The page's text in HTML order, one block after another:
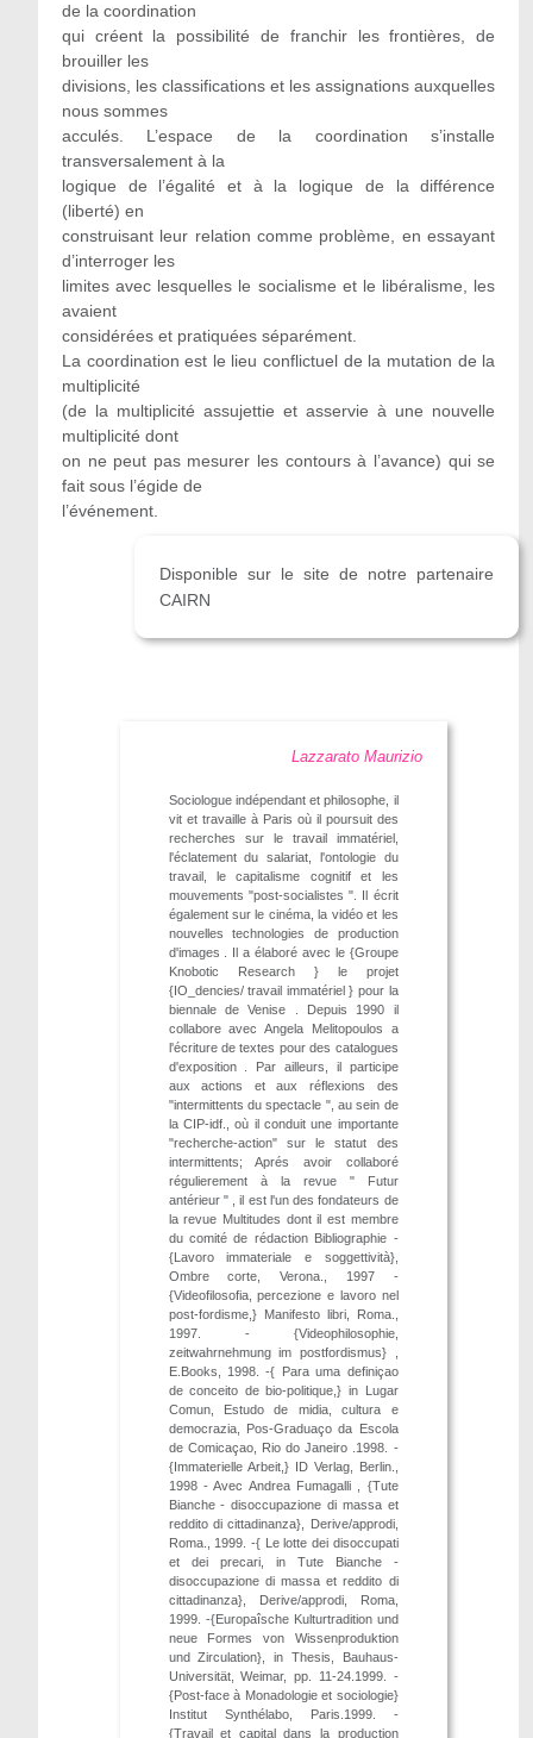
de la coordination
qui créent la possibilité de franchir les frontières, de
brouiller les
divisions, les classifications et les assignations auxquelles
nous sommes
acculés. L’espace de la coordination s’installe
transversalement à la
logique de l’égalité et à la logique de la différence
(liberté) en
construisant leur relation comme problème, en essayant
d’interroger les
limites avec lesquelles le socialisme et le libéralisme, les
avaient
considérées et pratiquées séparément.
La coordination est le lieu conflictuel de la mutation de la
multiplicité
(de la multiplicité assujettie et asservie à une nouvelle
multiplicité dont
on ne peut pas mesurer les contours à l’avance) qui se
fait sous l’égide de
l’événement.
Disponible sur le site de notre partenaire
CAIRN
Lazzarato Maurizio
Sociologue indépendant et philosophe, il
vit et travaille à Paris où il poursuit des
recherches sur le travail immatériel,
l'éclatement du salariat, l'ontologie du
travail, le capitalisme cognitif et les
mouvements "post-socialistes ". Il écrit
également sur le cinéma, la vidéo et les
nouvelles technologies de production
d'images . Il a élaboré avec le {Groupe
Knobotic Research } le projet
{IO_dencies/ travail immatériel } pour la
biennale de Venise . Depuis 1990 il
collabore avec Angela Melitopoulos a
l'écriture de textes pour des catalogues
d'exposition . Par ailleurs, il participe
aux actions et aux réflexions des
"intermittents du spectacle ", au sein de
la CIP-idf., où il conduit une importante
"recherche-action" sur le statut des
intermittents; Aprés avoir collaboré
régulierement à la revue " Futur
antérieur " , il est l'un des fondateurs de
la revue Multitudes dont il est membre
du comité de rédaction Bibliographie -
{Lavoro immateriale e soggettività},
Ombre corte, Verona., 1997 -
{Videofilosofia, percezione e lavoro nel
post-fordisme,} Manifesto libri, Roma.,
1997. - {Videophilosophie,
zeitwahrnehmung im postfordismus} ,
E.Books, 1998. -{ Para uma definiçao
de conceito de bio-politique,} in Lugar
Comun, Estudo de midia, cultura e
democrazia, Pos-Graduaço da Escola
de Comicaçao, Rio do Janeiro .1998. -
{Immaterielle Arbeit,} ID Verlag, Berlin.,
1998 - Avec Andrea Fumagalli , {Tute
Bianche - disoccupazione di massa et
reddito di cittadinanza}, Derive/approdi,
Roma., 1999. -{ Le lotte dei disoccupati
et dei precari, in Tute Bianche -
disoccupazione di massa et reddito di
cittadinanza}, Derive/approdi, Roma,
1999. -{Europaîsche Kulturtradition und
neue Formes von Wissenproduktion
und Zirculation}, in Thesis, Bauhaus-
Universität, Weimar, pp. 11-24.1999. -
{Post-face à Monadologie et sociologie}
Institut Synthélabo, Paris.1999. -
{Travail et capital dans la production